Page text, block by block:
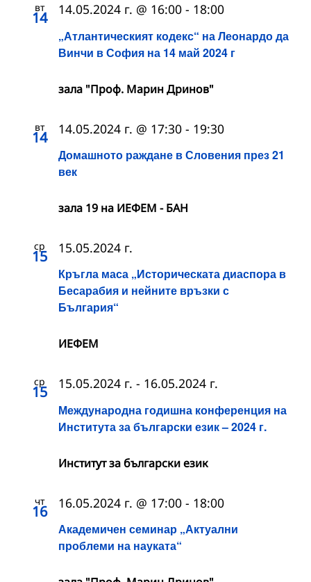
вт
14
„Атлантическият кодекс“ на Леонардо да
Винчи в София на 14 май 2024 г
14.05.2024 г. @ 16:00 - 18:00
зала "Проф. Марин Дринов"
вт
14
Домашното раждане в Словения през 21
век
14.05.2024 г. @ 17:30 - 19:30
зала 19 на ИЕФЕМ - БАН
ср
15
Кръгла маса „Историческата диаспора в
Бесарабия и нейните връзки с
България“
15.05.2024 г.
ИЕФЕМ
ср
15
Международна годишна конференция на
Института за български език – 2024 г.
15.05.2024 г. - 16.05.2024 г.
Институт за български език
чт
16
Академичен семинар „Актуални
проблеми на науката“
16.05.2024 г. @ 17:00 - 18:00